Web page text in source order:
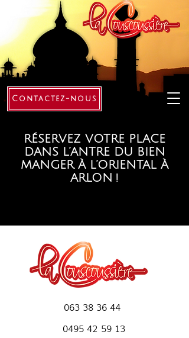
Contactez-nous
RÉSERVEZ VOTRE PLACE
DANS L’ANTRE DU BIEN
MANGER À L’ORIENTAL À
ARLON !
063 38 36 44
0495 42 59 13